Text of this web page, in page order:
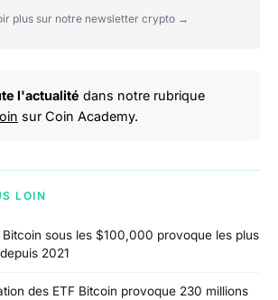
plus sur notre newsletter crypto →
l'actualité dans notre rubrique
sur Coin Academy.
LOIN
Bitcoin sous les $100,000 provoque les plus
2021
des ETF Bitcoin provoque 230 millions